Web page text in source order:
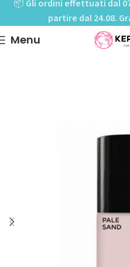
📦 Gli ordini effettuati dal
partire dal 24.08.
Menu
Mani-Pedi cure